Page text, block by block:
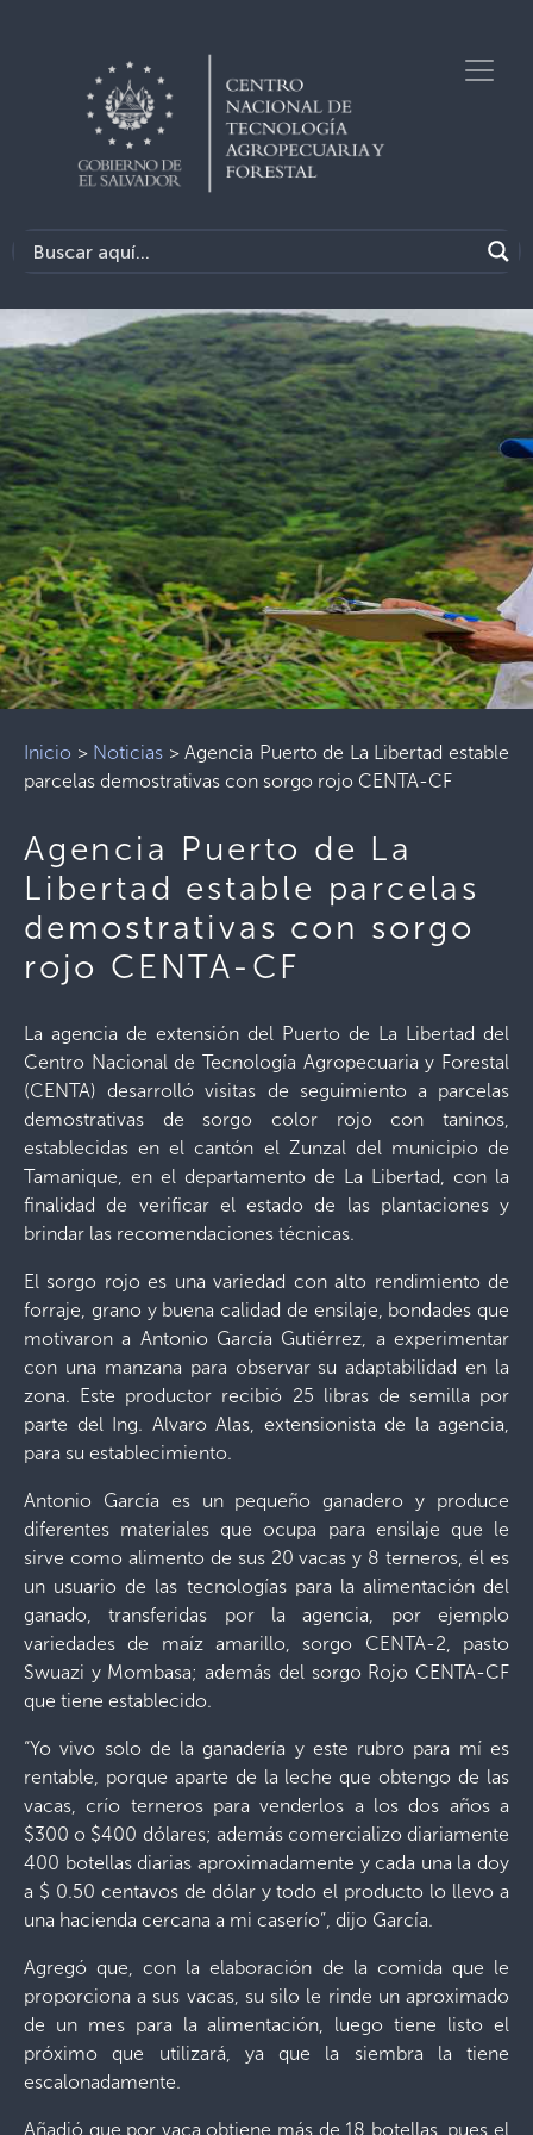
Inicio > Noticias >Agencia Puerto de La Libertad estable
parcelas demostrativas con sorgo rojo CENTA-CF
Agencia Puerto de La
Libertad estable parcelas
demostrativas con sorgo
rojo CENTA-CF
La agencia de extensión del Puerto de La Libertad del
Centro Nacional de Tecnología Agropecuaria y Forestal
(CENTA) desarrolló visitas de seguimiento a parcelas
demostrativas de sorgo color rojo con taninos,
establecidas en el cantón el Zunzal del municipio de
Tamanique, en el departamento de La Libertad, con la
finalidad de verificar el estado de las plantaciones y
brindar las recomendaciones técnicas.
El sorgo rojo es una variedad con alto rendimiento de
forraje, grano y buena calidad de ensilaje, bondades que
motivaron a Antonio García Gutiérrez, a experimentar
con una manzana para observar su adaptabilidad en la
zona. Este productor recibió 25 libras de semilla por
parte del Ing. Alvaro Alas, extensionista de la agencia,
para su establecimiento.
Antonio García es un pequeño ganadero y produce
diferentes materiales que ocupa para ensilaje que le
sirve como alimento de sus 20 vacas y 8 terneros, él es
un usuario de las tecnologías para la alimentación del
ganado, transferidas por la agencia, por ejemplo
variedades de maíz amarillo, sorgo CENTA-2, pasto
Swuazi y Mombasa; además del sorgo Rojo CENTA-CF
que tiene establecido.
“Yo vivo solo de la ganadería y este rubro para mí es
rentable, porque aparte de la leche que obtengo de las
vacas, crío terneros para venderlos a los dos años a
$300 o $400 dólares; además comercializo diariamente
400 botellas diarias aproximadamente y cada una la doy
a $ 0.50 centavos de dólar y todo el producto lo llevo a
una hacienda cercana a mi caserío”, dijo García.
Agregó que, con la elaboración de la comida que le
proporciona a sus vacas, su silo le rinde un aproximado
de un mes para la alimentación, luego tiene listo el
próximo que utilizará, ya que la siembra la tiene
escalonadamente.
Añadió que por vaca obtiene más de 18 botellas, pues el